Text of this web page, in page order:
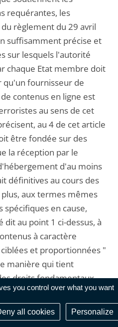
you control over what you want
all cookies Personalize
requérantes, les
règlement du 29 avril
suffisamment précise et
sur lesquels l'autorité
chaque Etat membre doit
fournisseur de
contenus en ligne est
au sens de cet
au 4 de cet article
être fondée sur des
la réception par le
d'au moins
définitives au cours des
aux termes mêmes
spécifiques en cause,
dit au point 1 ci-dessus, à
à caractère
et proportionnées "
manière qui tient
droits fondamentaux
la liberté d'expression et
ne comportent " ni
les fournisseurs de